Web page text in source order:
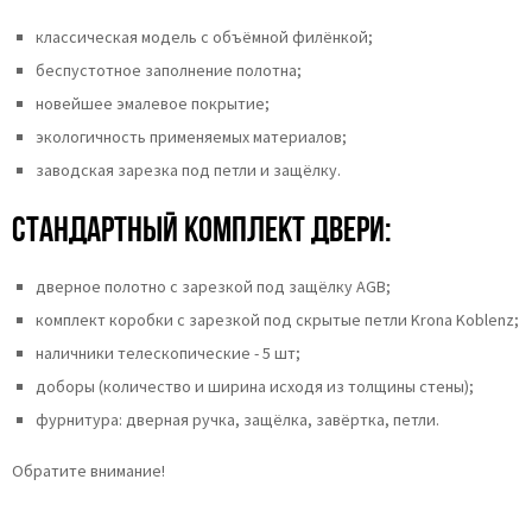
классическая модель с объёмной филёнкой;
беспустотное заполнение полотна;
новейшее эмалевое покрытие;
экологичность применяемых материалов;
заводская зарезка под петли и защёлку.
Стандартный комплект двери:
дверное полотно с зарезкой под защёлку AGB;
комплект коробки с зарезкой под скрытые петли Krona Koblenz;
наличники телескопические - 5 шт;
доборы (количество и ширина исходя из толщины стены);
фурнитура: дверная ручка, защёлка, завёртка, петли.
Обратите внимание!